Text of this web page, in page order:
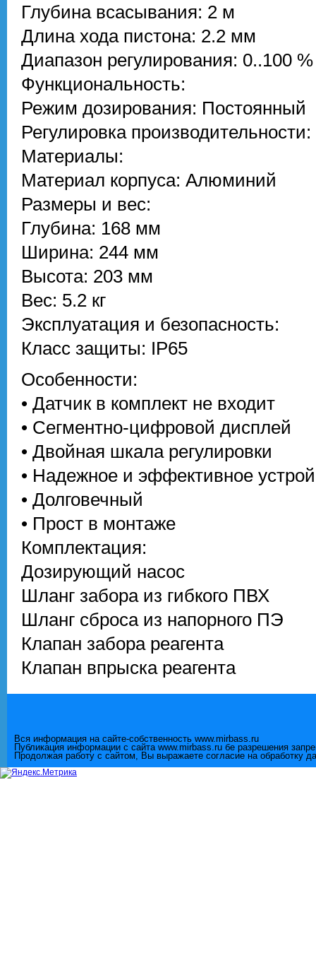
Глубина всасывания: 2 м
Длина хода пистона: 2.2 мм
Диапазон регулирования: 0..100 %
Функциональность:
Режим дозирования: Постоянный
Регулировка
Материалы:
Материал корпуса: Алюминий
Размеры и вес:
Глубина: 168 мм
Ширина: 244 мм
Высота: 203 мм
Вес: 5.2 кг
Эксплуатация и безопасность:
Класс защиты: IP65
Особенности:
• Датчик в комплект не входит
• Сегментно-цифровой дисплей
• Двойная шкала регулировки
• Надежное и эффективное
• Долговечный
• Прост в монтаже
Комплектация:
Дозирующий насос
Шланг забора из гибкого ПВХ
Шланг сброса из напорного ПЭ
Клапан забора реагента
Клапан впрыска реагента
Вся информация на сайте-собственность www.mirbass.ru
Публикация информации с сайта www.mirbass.ru бе разрешения
Продолжая работу с сайтом, Вы выражаете согласие на обработку